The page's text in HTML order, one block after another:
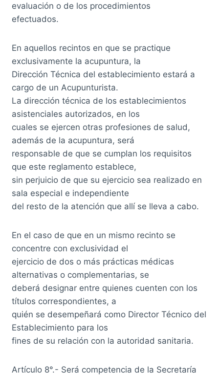
evaluación o de los procedimientos
efectuados.
En aquellos recintos en que se practique
exclusivamente la acupuntura, la
Dirección Técnica del establecimiento estará a
cargo de un Acupunturista.
La dirección técnica de los establecimientos
asistenciales autorizados, en los
cuales se ejercen otras profesiones de salud,
además de la acupuntura, será
responsable de que se cumplan los requisitos
que este reglamento establece,
sin perjuicio de que su ejercicio sea realizado en
sala especial e independiente
del resto de la atención que allí se lleva a cabo.
En el caso de que en un mismo recinto se
concentre con exclusividad el
ejercicio de dos o más prácticas médicas
alternativas o complementarias, se
deberá designar entre quienes cuenten con los
títulos correspondientes, a
quién se desempeñará como Director Técnico del
Establecimiento para los
fines de su relación con la autoridad sanitaria.
Artículo 8°.- Será competencia de la Secretaría